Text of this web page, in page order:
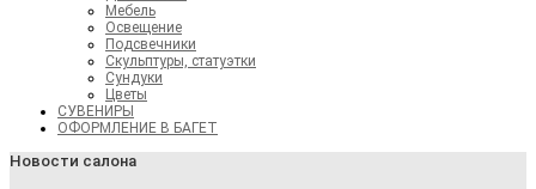
Мебель
Освещение
Подсвечники
Скульптуры, статуэтки
Сундуки
Цветы
СУВЕНИРЫ
ОФОРМЛЕНИЕ В БАГЕТ
Новости салона